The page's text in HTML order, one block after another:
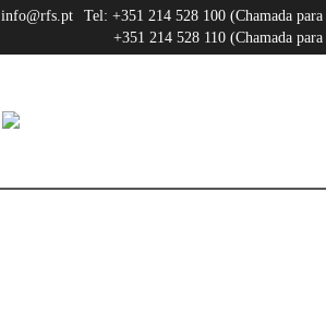
info@rfs.pt Tel: +351 214 528 100 (Chamada
+351 214 528 110 (Chamada